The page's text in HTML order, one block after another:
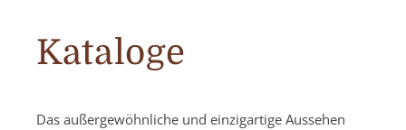
Kataloge
Das außergewöhnliche und einzigartige Aussehen